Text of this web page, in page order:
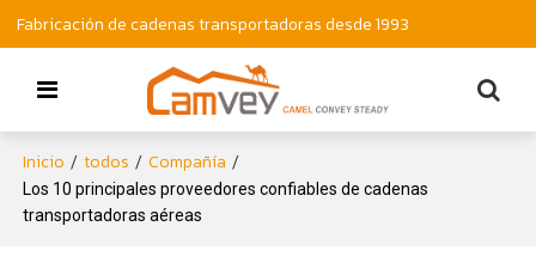
Fabricación de cadenas transportadoras desde 1993
Inicio / todos / Compañía /
Los 10 principales proveedores confiables de cadenas
transportadoras aéreas